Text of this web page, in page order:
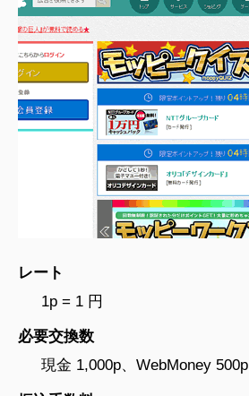
レート
1p = 1 円
必要交換数
現金 1,000p、WebMoney 500p